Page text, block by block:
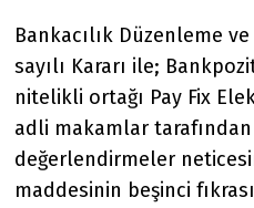
Bankacılık Düzenleme
sayılı Kararı ile;
nitelikli ortağı Pay Fix
adli makamlar
değerlendirmeler
maddesinin beşinci